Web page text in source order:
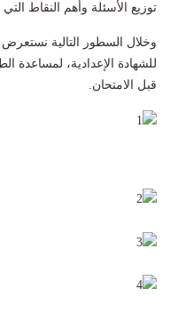
توزيع الأسئلة وأهم النقاط
وخلال السطور التالية نستعرض
للشهادة الإعدادية،
قبل الامتحان.